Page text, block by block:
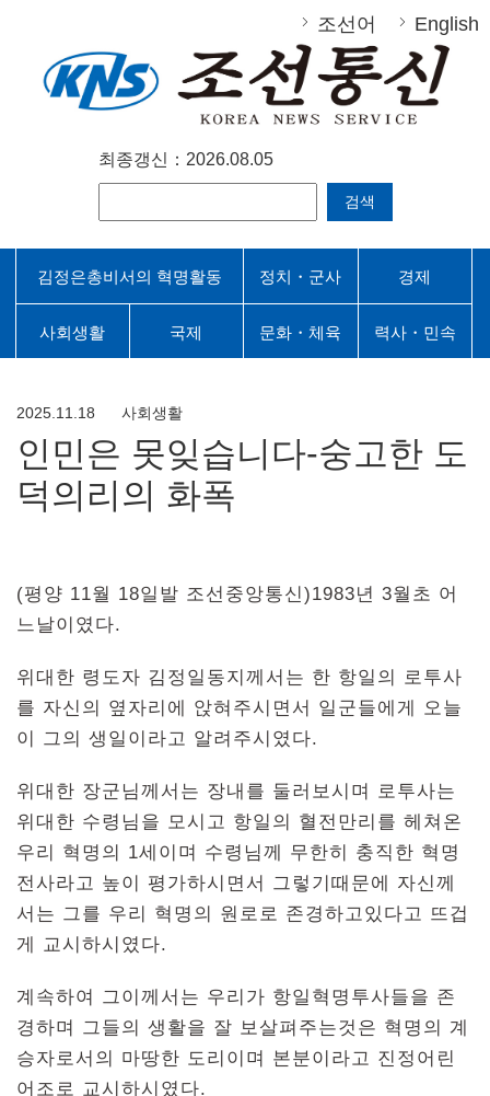
조선어 English
최종갱신：2026.08.05
검색
김정은총비서의 혁명활동 정치・군사 경제
사회생활 국제 문화・체육 력사・민속
2025.11.18 사회생활
인민은 못잊습니다-숭고한 도
덕의리의 화폭
(평양 11월 18일발 조선중앙통신)1983년 3월초 어
느날이였다.
위대한 령도자 김정일동지께서는 한 항일의 로투사
를 자신의 옆자리에 앉혀주시면서 일군들에게 오늘
이 그의 생일이라고 알려주시였다.
위대한 장군님께서는 장내를 둘러보시며 로투사는
위대한 수령님을 모시고 항일의 혈전만리를 헤쳐온
우리 혁명의 1세이며 수령님께 무한히 충직한 혁명
전사라고 높이 평가하시면서 그렇기때문에 자신께
서는 그를 우리 혁명의 원로로 존경하고있다고 뜨겁
게 교시하시였다.
계속하여 그이께서는 우리가 항일혁명투사들을 존
경하며 그들의 생활을 잘 보살펴주는것은 혁명의 계
승자로서의 마땅한 도리이며 본분이라고 진정어린
어조로 교시하시였다.